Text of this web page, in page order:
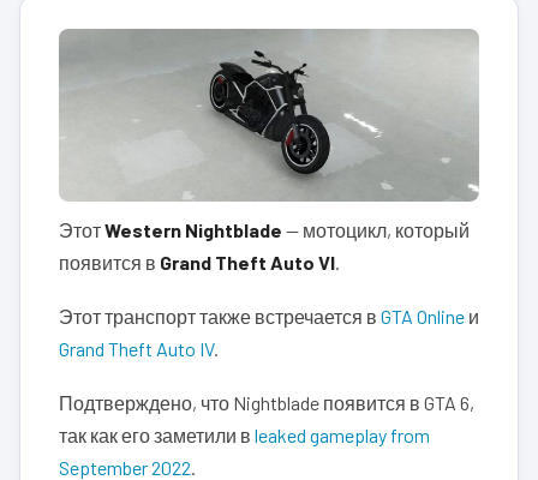
ЭтотWestern Nightblade — мотоцикл, который
появится в Grand Theft Auto VI.
Этот транспорт также встречается в GTA Online и
Grand Theft Auto IV.
Подтверждено, что Nightblade появится в GTA 6,
так как его заметили в leaked gameplay from
September 2022.